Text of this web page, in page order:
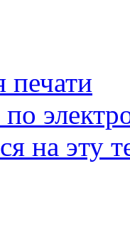
печати
по
на эту